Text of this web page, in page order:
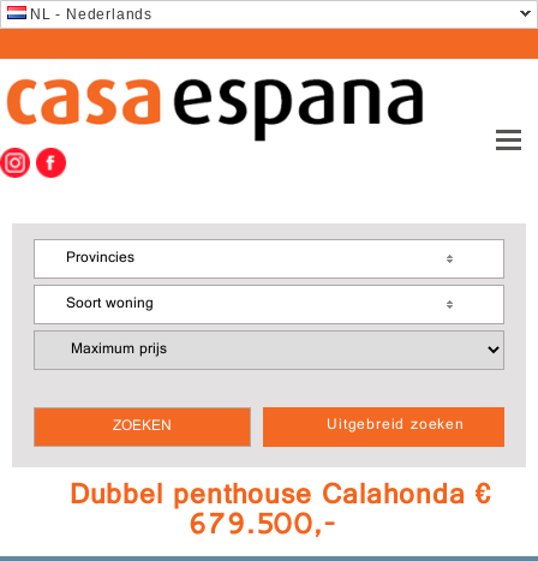
NL - Nederlands
Uitgebreid zoeken
Provincies
Soort woning
Dubbel penthouse Calahonda €
679.500,-